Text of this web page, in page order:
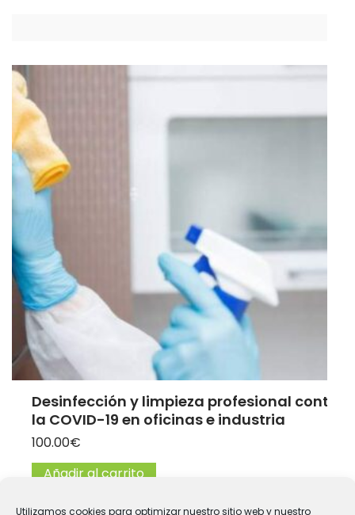
Utilizamos cookies para optimizar nuestro sitio web y nuestro
Desinfección y limpieza profesional contra
la COVID-19 en oficinas e industria
100.00€
Añadir al carrito